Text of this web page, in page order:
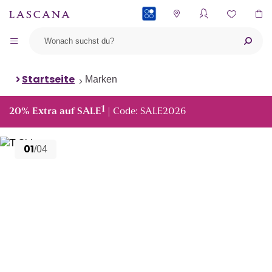
Startseite Marken
20% Extra auf SALE1 | Code: SALE2026
01/04